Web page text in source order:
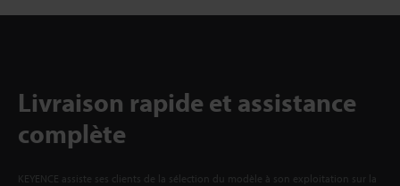
Livraison rapide et assistance
complète
KEYENCE assiste ses clients de la sélection du modèle à son exploitation sur la